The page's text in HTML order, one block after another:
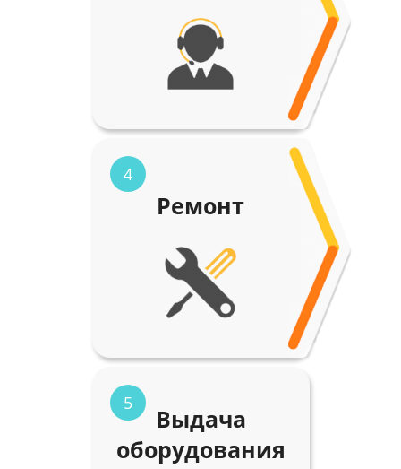
4
Ремонт
5
Выдача
оборудования